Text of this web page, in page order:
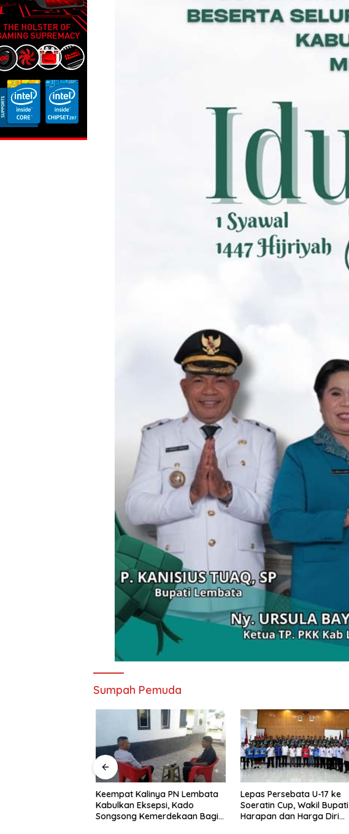
Sumpah Pemuda
Keempat Kalinya PN Lembata
Kabulkan Eksepsi, Kado
Songsong Kemerdekaan Bagi
Lepas Persebata U-17 ke
Soeratin Cup, Wakil Bupati
Harapan dan Harga Diri